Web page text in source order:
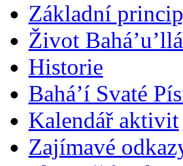
Základní
Život
Historie
Bahá’í Svaté
Kalendář aktivit
Zajímavé